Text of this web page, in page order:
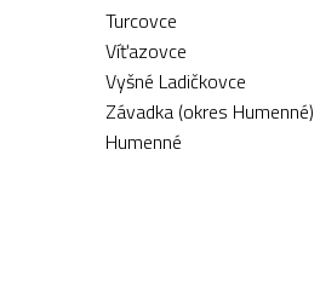
Turcovce
Víťazovce
Vyšné Ladičkovce
Závadka (okres Humenné)
Humenné